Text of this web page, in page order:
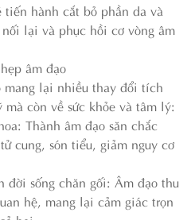
hành cắt bỏ phần da và
lại và phục hồi cơ vòng âm
âm đạo
mang lại nhiều thay đổi tích
còn về sức khỏe và tâm lý:
Thành âm đạo săn chắc
cung, són tiểu, giảm nguy cơ
đời sống chăn gối: Âm đạo thu
hệ, mang lại cảm giác trọn